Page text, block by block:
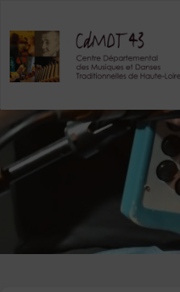
content